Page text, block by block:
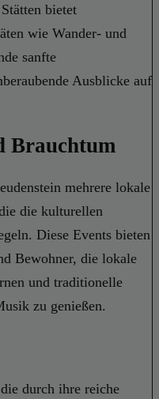
bietet
wie Wander- und
sanfte
Ausblicke auf
Brauchtum
mehrere lokale
die kulturellen
Diese Events bieten
Bewohner, die lokale
und traditionelle
zu genießen.
durch ihre reiche